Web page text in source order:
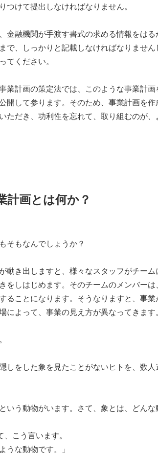
つけて提出しなければなりません。
金融機関が手渡す書式の求める情報をは
で、しっかりと記載しなければなりませ
てください。
業計画の策定法では、このような事業計
開して参ります。そのため、事業計画を
ただき、功利性を忘れて、取り組むのが
計画とは何か？
そもなんでしょうか？
動き出しますと、様々なスタッフがチー
をしはじめます。そのチームのメンバー
ることになります。そうなりますと、事
によって、事業の見え方が異なってきます。
しをした象を見たことがないヒトを、数
いう動物がいます。さて、象とは、どんな
こう言います。
うな動物です。」